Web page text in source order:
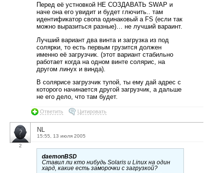
Перед её устновкой НЕ СОЗДАВАТЬ SWAP и
наче она его увидит и будет глючить.. там
идентификатор свопа одинаковый а FS (если так
можно выразиться разные)… не лучший вараинт.
Лучший вариант два винта и загрузка из под
солярки, то есть первым грузится должен
именно её загрузчик. (этот вариант стабильно
работает когда на одном винте солярис, на
другом линух и винда).
В солярисе загрузчик тупой, ты ему дай адрес с
которого начинается другой загрузчик, а дальше
не его дело, что там будет.
Ответить Цитировать
2
NL
15:55, 13 июля 2005
daemonBSD
Ставил ли кто нибудь Solaris и Linux на один
хард, какие есть заморочки с загрузкой?